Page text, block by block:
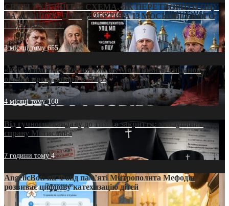
СВЯТІ УХИЛЯНТИ: СХЕМА, ЯК ПЕРЕТВОРИТИ ПЦУ
НА «ОФШОР» ДЛЯ ДЕЗЕРТИРА ІЗ МОСКОВСЬКОГО
ПАТРІАРХАТУ
3 місяці тому655
«Кейс Тихона» у Тернополі: як Молитовний сніданок
оголив кризу довіри в ПЦУ
4 місяці тому160
Від гучного скандалу до тихого закриття: хто зупинив
справу Мстислава
7 години тому4
AngelicBot: як Фонд пам’яті Митрополита Мефодія
розвиває цифрову катехизацію дітей